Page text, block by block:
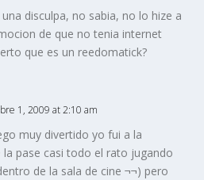
disculpa, no sabia, no lo hize a
de que no tenia internet
que es un reedomatick?
1, 2009 at 2:10 am
muy divertido yo fui a la
pase casi todo el rato jugando
de la sala de cine ¬¬) pero